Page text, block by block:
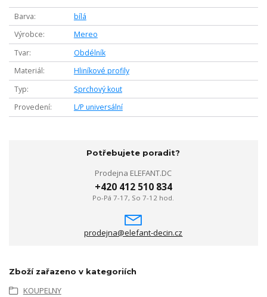
Barva
bílá
Výrobce
Mereo
Tvar
Obdélník
Materiál
Hliníkové profily
Typ
Sprchový kout
Provedení
L/P universální
Potřebujete poradit?
Prodejna ELEFANT.DC
+420 412 510 834
Po-Pá 7-17, So 7-12 hod.
prodejna@elefant-decin.cz
Zboží zařazeno v kategoriích
KOUPELNY